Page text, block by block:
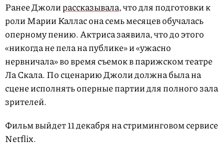
Ранее Джолирассказывала, что для подготовки к
роли Марии Каллас она семь месяцев обучалась
оперному пению. Актриса заявила, что до этого
«никогда не пела на публике» и «ужасно
нервничала» во время съемок в парижском театре
Ла Скала. По сценарию Джоли должна была на
сцене исполнять оперные партии для полного зала
зрителей.
Фильм выйдет 11 декабря на стриминговом сервисе
Netflix.